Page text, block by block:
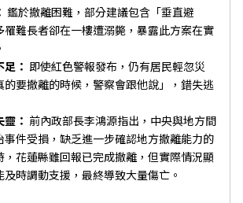
鑑於撤離困難，部分建議包含「垂直避
罹難長者卻在一樓遭溺斃，暴露此方案在實
： 即使紅色警報發布，仍有居民輕忽災
的要撤離的時候，警察會跟他說」，錯失逃
： 前內政部長李鴻源指出，中央與地方間
事件受損，缺乏進一步確認地方撤離能力的
，花蓮縣雖回報已完成撤離，但實際情況顯
時調動支援，最終導致大量傷亡。